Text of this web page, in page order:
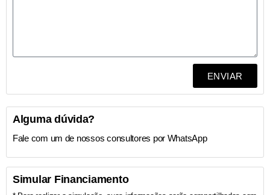
ENVIAR
Simular Financiamento
Alguma dúvida?
Fale com um de nossos consultores por WhatsApp